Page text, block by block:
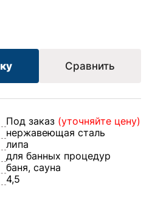
Сравнить
Под заказ (уточняйте цену)
нержавеющая сталь
липа
для банных процедур
баня, сауна
4,5